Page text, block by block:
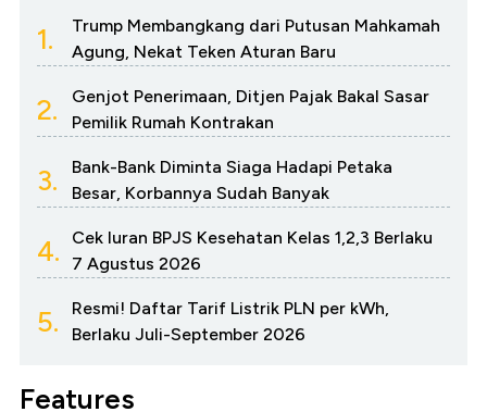
1.
Trump Membangkang dari Putusan Mahkamah
Agung, Nekat Teken Aturan Baru
2.
Genjot Penerimaan, Ditjen Pajak Bakal Sasar
Pemilik Rumah Kontrakan
3.
Bank-Bank Diminta Siaga Hadapi Petaka
Besar, Korbannya Sudah Banyak
4.
Cek Iuran BPJS Kesehatan Kelas 1,2,3 Berlaku
7 Agustus 2026
5.
Resmi! Daftar Tarif Listrik PLN per kWh,
Berlaku Juli-September 2026
Features